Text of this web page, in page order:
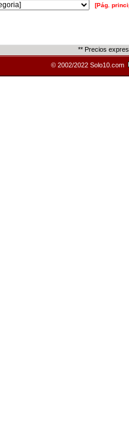
[Pág.
** Precios
© 2002/2022 Solo10.com